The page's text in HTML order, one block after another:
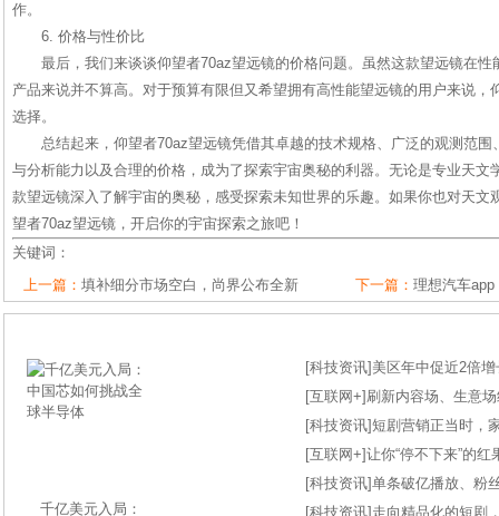
作。
6. 价格与性价比
最后，我们来谈谈仰望者70az望远镜的价格问题。虽然这款望远镜在
产品来说并不算高。对于预算有限但又希望拥有高性能望远镜的用户来说，
选择。
总结起来，仰望者70az望远镜凭借其卓越的技术规格、广泛的观测范
与分析能力以及合理的价格，成为了探索宇宙奥秘的利器。无论是专业天文
款望远镜深入了解宇宙的奥秘，感受探索未知世界的乐趣。如果你也对天文
望者70az望远镜，开启你的宇宙探索之旅吧！
关键词：
上一篇： 填补细分市场空白，尚界公布全新 下一篇： 理想汽车
千亿美元入局：
[科技资讯] 美区年中促近2倍
[互联网+] 刷新内容场、生意
[科技资讯]短剧营销正当时，
[互联网+]让你“停不下来”的
[科技资讯]单条破亿播放、粉
[科技资讯] 走向精品化的短剧